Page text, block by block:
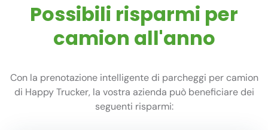
Possibili risparmi per
camion all'anno
Con la prenotazione intelligente di parcheggi per camion
di Happy Trucker, la vostra azienda può beneficiare dei
seguenti risparmi: